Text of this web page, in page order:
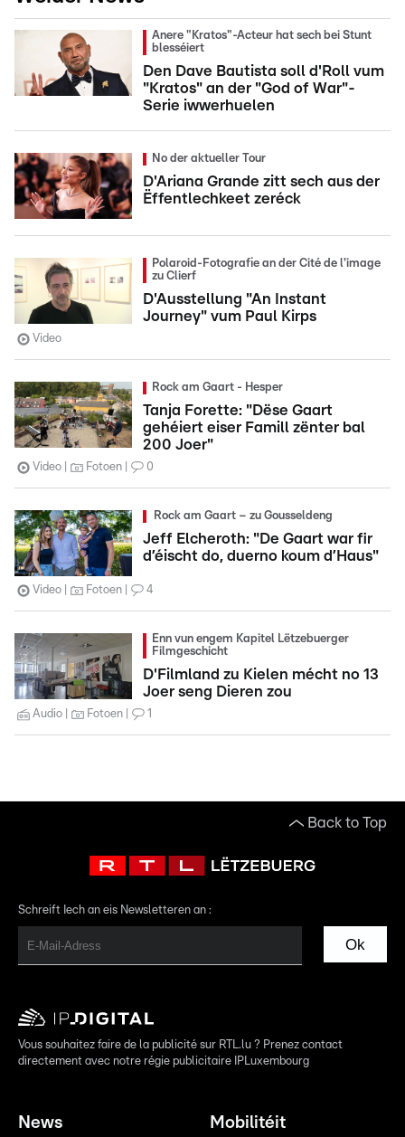
Anere "Kratos"-Acteur hat sech bei Stunt
blesséiert
Den Dave Bautista soll d'Roll vum
"Kratos" an der "God of War"-
Serie iwwerhuelen
No der aktueller Tour
D'Ariana Grande zitt sech aus der
Ëffentlechkeet zeréck
Polaroid-Fotografie an der Cité de l'image
zu Clierf
D'Ausstellung "An Instant
Journey" vum Paul Kirps
Video
Rock am Gaart - Hesper
Tanja Forette: "Dëse Gaart
gehéiert eiser Famill zënter bal
200 Joer"
Video Fotoen 0
Rock am Gaart – zu Gousseldeng
Jeff Elcheroth: "De Gaart war fir
d’éischt do, duerno koum d’Haus"
Video Fotoen 4
Enn vun engem Kapitel Lëtzebuerger
Filmgeschicht
D'Filmland zu Kielen mécht no 13
Joer seng Dieren zou
Audio Fotoen 1
Back to Top
Schreift Iech an eis Newsletteren an :
Ok
Vous souhaitez faire de la publicité sur RTL.lu ? Prenez contact
directement avec notre régie publicitaire IPLuxembourg
News Mobilitéit